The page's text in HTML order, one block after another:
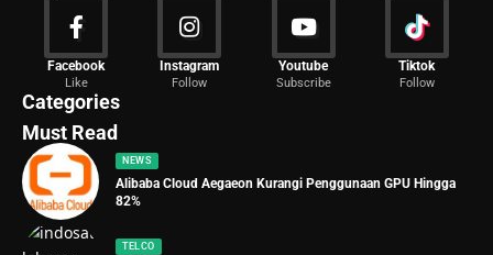
Facebook
Like
Instagram
Follow
Youtube
Subscribe
Tiktok
Follow
Categories
News
2029 Articles
Must Read
NEWS
Alibaba Cloud Aegaeon Kurangi Penggunaan GPU Hingga
82%
TELCO